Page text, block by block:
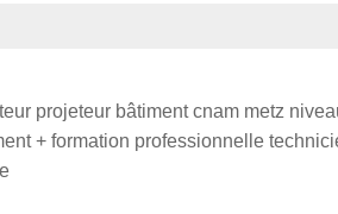
projeteur bâtiment cnam metz
+ formation professionnelle